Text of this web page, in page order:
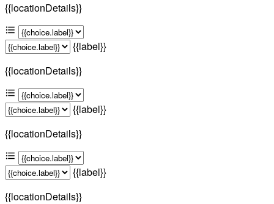
{{locationDetails}}
{{label}}
{{locationDetails}}
{{label}}
{{locationDetails}}
{{label}}
{{locationDetails}}